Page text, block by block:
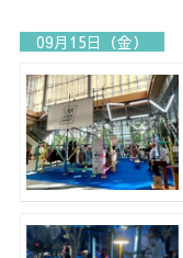
09月15日（金）